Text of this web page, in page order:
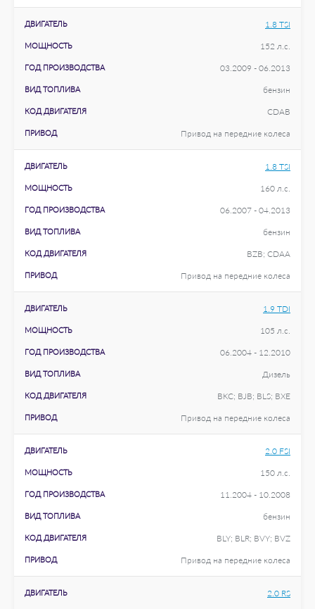
ДВИГАТЕЛЬ 1.8 TSI
МОЩНОСТЬ 152 л.с.
ГОД ПРОИЗВОДСТВА 03.2009 - 06.2013
ВИД ТОПЛИВА бензин
КОД ДВИГАТЕЛЯ CDAB
ПРИВОД Привод на передние колеса
ДВИГАТЕЛЬ 1.8 TSI
МОЩНОСТЬ 160 л.с.
ГОД ПРОИЗВОДСТВА 06.2007 - 04.2013
ВИД ТОПЛИВА бензин
КОД ДВИГАТЕЛЯ BZB; CDAA
ПРИВОД Привод на передние колеса
ДВИГАТЕЛЬ 1.9 TDI
МОЩНОСТЬ 105 л.с.
ГОД ПРОИЗВОДСТВА 06.2004 - 12.2010
ВИД ТОПЛИВА Дизель
КОД ДВИГАТЕЛЯ BKC; BJB; BLS; BXE
ПРИВОД Привод на передние колеса
ДВИГАТЕЛЬ 2.0 FSI
МОЩНОСТЬ 150 л.с.
ГОД ПРОИЗВОДСТВА 11.2004 - 10.2008
ВИД ТОПЛИВА бензин
КОД ДВИГАТЕЛЯ BLY; BLR; BVY; BVZ
ПРИВОД Привод на передние колеса
ДВИГАТЕЛЬ 2.0 RS